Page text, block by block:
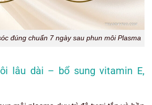
đúng chuẩn 7 ngày sau phun môi Plasma
lâu dài – bổ sung vitamin E,